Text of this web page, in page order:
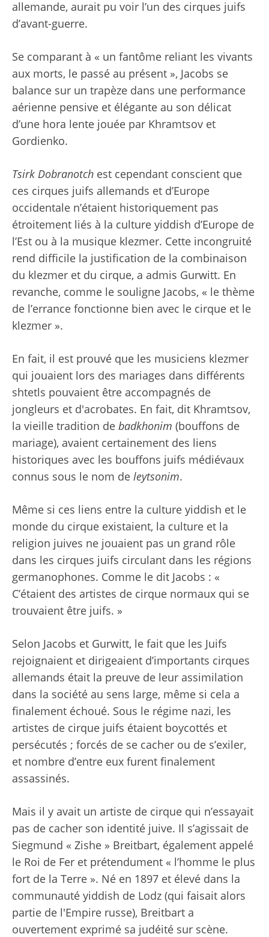
allemande, aurait pu voir l’un des cirques juifs
d’avant-guerre.
Se comparant à « un fantôme reliant les vivants
aux morts, le passé au présent », Jacobs se
balance sur un trapèze dans une performance
aérienne pensive et élégante au son délicat
d’une hora lente jouée par Khramtsov et
Gordienko.
Tsirk Dobranotch est cependant conscient que
ces cirques juifs allemands et d’Europe
occidentale n’étaient historiquement pas
étroitement liés à la culture yiddish d’Europe de
l’Est ou à la musique klezmer. Cette incongruité
rend difficile la justification de la combinaison
du klezmer et du cirque, a admis Gurwitt. En
revanche, comme le souligne Jacobs, « le thème
de l’errance fonctionne bien avec le cirque et le
klezmer ».
En fait, il est prouvé que les musiciens klezmer
qui jouaient lors des mariages dans différents
shtetls pouvaient être accompagnés de
jongleurs et d'acrobates. En fait, dit Khramtsov,
la vieille tradition de badkhonim (bouffons de
mariage), avaient certainement des liens
historiques avec les bouffons juifs médiévaux
connus sous le nom de leytsonim.
Même si ces liens entre la culture yiddish et le
monde du cirque existaient, la culture et la
religion juives ne jouaient pas un grand rôle
dans les cirques juifs circulant dans les régions
germanophones. Comme le dit Jacobs : «
C’étaient des artistes de cirque normaux qui se
trouvaient être juifs. »
Selon Jacobs et Gurwitt, le fait que les Juifs
rejoignaient et dirigeaient d’importants cirques
allemands était la preuve de leur assimilation
dans la société au sens large, même si cela a
finalement échoué. Sous le régime nazi, les
artistes de cirque juifs étaient boycottés et
persécutés ; forcés de se cacher ou de s’exiler,
et nombre d’entre eux furent finalement
assassinés.
Mais il y avait un artiste de cirque qui n’essayait
pas de cacher son identité juive. Il s’agissait de
Siegmund « Zishe » Breitbart, également appelé
le Roi de Fer et prétendument « l’homme le plus
fort de la Terre ». Né en 1897 et élevé dans la
communauté yiddish de Lodz (qui faisait alors
partie de l'Empire russe), Breitbart a
ouvertement exprimé sa judéité sur scène.